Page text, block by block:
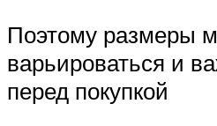
Поэтому размеры
варьироваться и
перед покупкой